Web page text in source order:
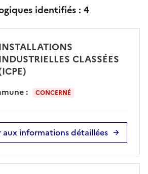
identifiés : 4
CLASSÉES
: CONCERNÉ
aux informations détaillées